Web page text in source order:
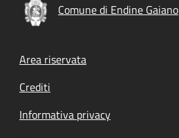
Comune di Endine Gaiano
Footer menu
Area riservata
Crediti
Informativa privacy